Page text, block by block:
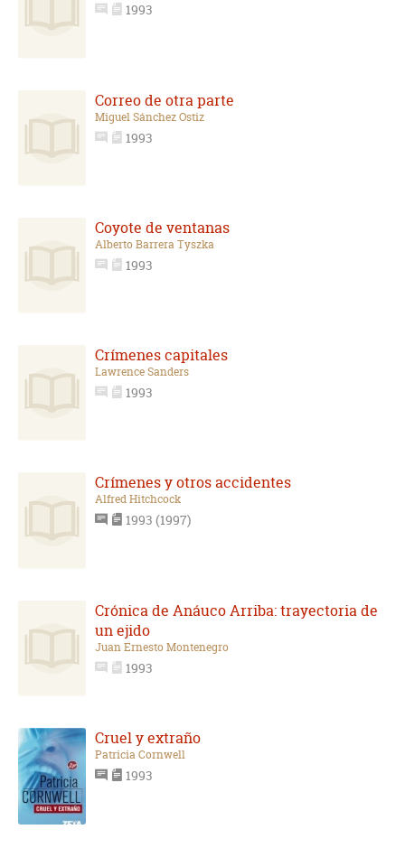
1993
Correo de otra parte
Miguel Sánchez Ostiz
1993
Coyote de ventanas
Alberto Barrera Tyszka
1993
Crímenes capitales
Lawrence Sanders
1993
Crímenes y otros accidentes
Alfred Hitchcock
1993 (1997)
Crónica de Anáuco Arriba: trayectoria de
un ejido
Juan Ernesto Montenegro
1993
Cruel y extraño
Patricia Cornwell
1993